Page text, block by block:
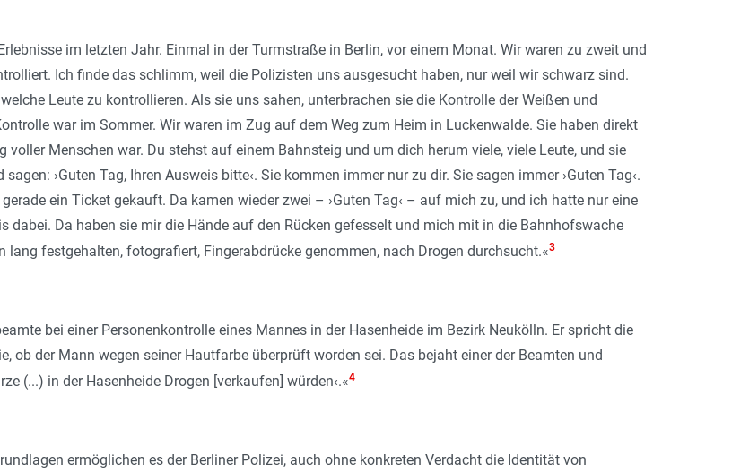
im letzten Jahr. Einmal in der Turmstraße in Berlin, vor einem Monat. Wir waren zu zweit und
Ich finde das schlimm, weil die Polizisten uns ausgesucht haben, nur weil wir schwarz sind.
Leute zu kontrollieren. Als sie uns sahen, unterbrachen sie die Kontrolle der Weißen und
war im Sommer. Wir waren im Zug auf dem Weg zum Heim in Luckenwalde. Sie haben direkt
voller Menschen war. Du stehst auf einem Bahnsteig und um dich herum viele, viele Leute, und sie
›Guten Tag, Ihren Ausweis bitte‹. Sie kommen immer nur zu dir. Sie sagen immer ›Guten Tag‹.
ein Ticket gekauft. Da kamen wieder zwei – ›Guten Tag‹ – auf mich zu, und ich hatte nur eine
dabei. Da haben sie mir die Hände auf den Rücken gefesselt und mich mit in die Bahnhofswache
lang festgehalten, fotografiert, Fingerabdrücke genommen, nach Drogen durchsucht.«3
bei einer Personenkontrolle eines Mannes in der Hasenheide im Bezirk Neukölln. Er spricht die
ob der Mann wegen seiner Hautfarbe überprüft worden sei. Das bejaht einer der Beamten und
(...) in der Hasenheide Drogen [verkaufen] würden‹.«4
ermöglichen es der Berliner Polizei, auch ohne konkreten Verdacht die Identität von